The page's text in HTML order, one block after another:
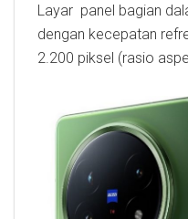
Layar panel bagian
dengan kecepatan
2.200 piksel (rasio